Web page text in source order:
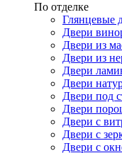
По отделке
Глянцевые
Двери
Двери из
Двери из
Двери
Двери
Двери под
Двери
Двери с
Двери с
Двери с